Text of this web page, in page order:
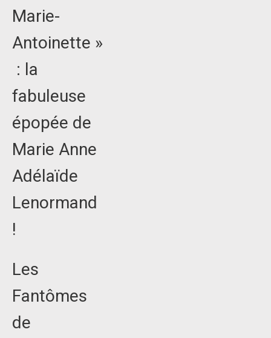
Marie-
Antoinette »
: la
fabuleuse
épopée de
Marie Anne
Adélaïde
Lenormand
!
Les
Fantômes
de